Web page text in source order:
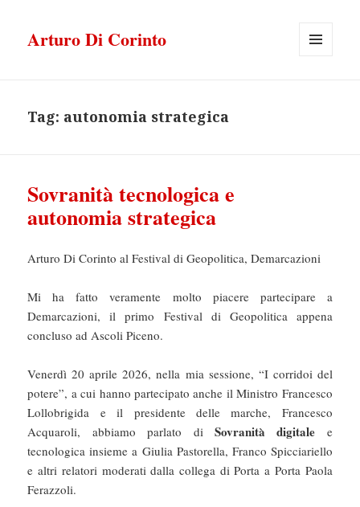
Arturo Di Corinto
Tag: autonomia strategica
Sovranità tecnologica e
autonomia strategica
Arturo Di Corinto al Festival di Geopolitica, Demarcazioni
Mi ha fatto veramente molto piacere partecipare a
Demarcazioni, il primo Festival di Geopolitica appena
concluso ad Ascoli Piceno.
Venerdì 20 aprile 2026, nella mia sessione, “I corridoi del
potere”, a cui hanno partecipato anche il Ministro Francesco
Lollobrigida e il presidente delle marche, Francesco
Acquaroli, abbiamo parlato di Sovranità digitale e
tecnologica insieme a Giulia Pastorella, Franco Spicciariello
e altri relatori moderati dalla collega di Porta a Porta Paola
Ferazzoli.